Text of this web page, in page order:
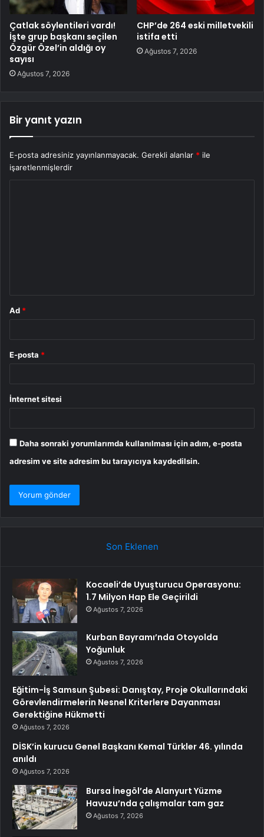
Çatlak söylentileri vardı!
İşte grup başkanı seçilen
Özgür Özel’in aldığı oy
sayısı
Ağustos 7, 2026
CHP’de 264 eski milletvekili
istifa etti
Ağustos 7, 2026
Bir yanıt yazın
E-posta adresiniz yayınlanmayacak. Gerekli alanlar * ile
işaretlenmişlerdir
Ad *
E-posta *
İnternet sitesi
Daha sonraki yorumlarımda kullanılması için adım, e-posta
adresim ve site adresim bu tarayıcıya kaydedilsin.
Son Eklenen
Kocaeli’de Uyuşturucu Operasyonu:
1.7 Milyon Hap Ele Geçirildi
Ağustos 7, 2026
Kurban Bayramı’nda Otoyolda
Yoğunluk
Ağustos 7, 2026
Eğitim-İş Samsun Şubesi: Danıştay, Proje Okullarındaki
Görevlendirmelerin Nesnel Kriterlere Dayanması
Gerektiğine Hükmetti
Ağustos 7, 2026
DİSK’in kurucu Genel Başkanı Kemal Türkler 46. yılında
anıldı
Ağustos 7, 2026
Bursa İnegöl’de Alanyurt Yüzme
Havuzu’nda çalışmalar tam gaz
Ağustos 7, 2026